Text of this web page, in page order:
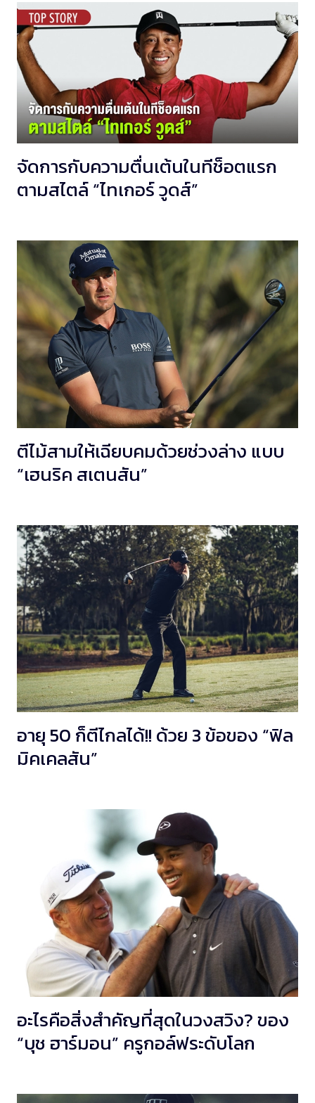
จัดการกับความตื่นเต้นในทีช็อตแรก
ตามสไตล์ “ไทเกอร์ วูดส์”
ตีไม้สามให้เฉียบคมด้วยช่วงล่าง แบบ
“เฮนริค สเตนสัน”
อายุ 50 ก็ตีไกลได้!! ด้วย 3 ข้อของ “ฟิล
มิคเคลสัน”
อะไรคือสิ่งสำคัญที่สุดในวงสวิง? ของ
“บุช ฮาร์มอน” ครูกอล์ฟระดับโลก